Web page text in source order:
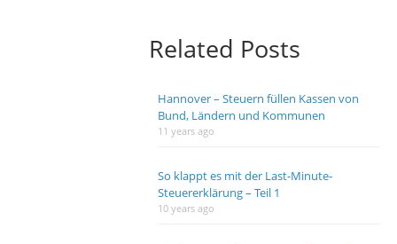
Related Posts
Hannover – Steuern füllen Kassen von
Bund, Ländern und Kommunen
11 years ago
So klappt es mit der Last-Minute-
Steuererklärung – Teil 1
10 years ago